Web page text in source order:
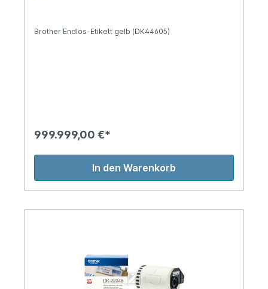
Brother Endlos-Etikett gelb (DK44605)
999.999,00 €*
In den Warenkorb